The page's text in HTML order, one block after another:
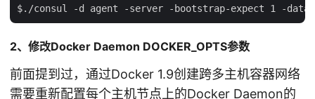
2、修改Docker Daemon DOCKER_OPTS参数
前面提到过，通过Docker 1.9创建跨多主机容器网络
需要重新配置每个主机节点上的Docker Daemon的